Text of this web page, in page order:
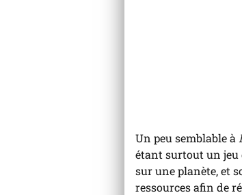
Un peu semblable à
étant surtout un jeu
sur une planète, et
ressources afin de